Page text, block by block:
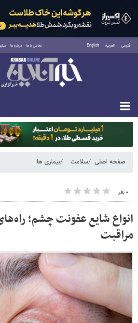
فارسی العربية English تماس با ما درباره ما
یکشنبه ۱۸ مرداد ۱۴۰۵
صفحه اصلی سلامت بیماری ها
۰ نفر
انواع شایع عفونت چشم؛
مراقبت